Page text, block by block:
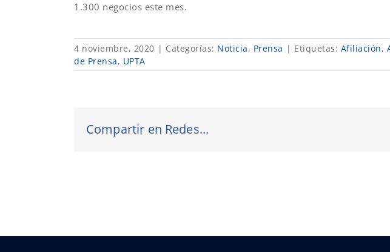
1.300 negocios este mes.
4 noviembre, 2020 | Categorías: Noticia, Prensa | Etiquetas: Afiliación,
de Prensa, UPTA
Compartir en Redes...